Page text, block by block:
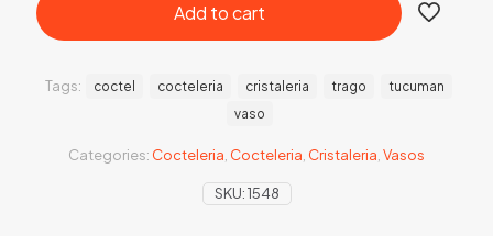
Add to cart
SKU:1548
Categories: Cocteleria Cocteleria Cristaleria Vasos
Tags: coctel cocteleria cristaleria trago
tucuman
vaso